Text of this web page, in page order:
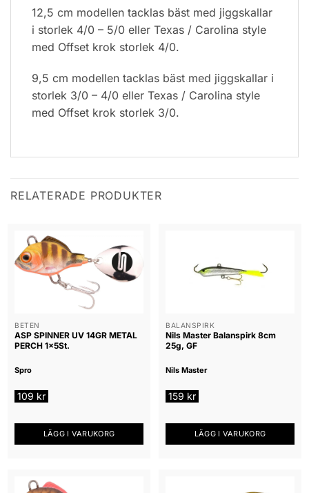
12,5 cm modellen tacklas bäst med jiggskallar
i storlek 4/0 – 5/0 eller Texas / Carolina style
med Offset krok storlek 4/0.
9,5 cm modellen tacklas bäst med jiggskallar i
storlek 3/0 – 4/0 eller Texas / Carolina style
med Offset krok storlek 3/0.
RELATERADE PRODUKTER
BETEN
ASP SPINNER UV 14GR METAL
PERCH 1x5St.
Spro
109 kr
LÄGG I VARUKORG
BALANSPIRK
Nils Master Balanspirk 8cm
25g, GF
Nils Master
159 kr
LÄGG I VARUKORG